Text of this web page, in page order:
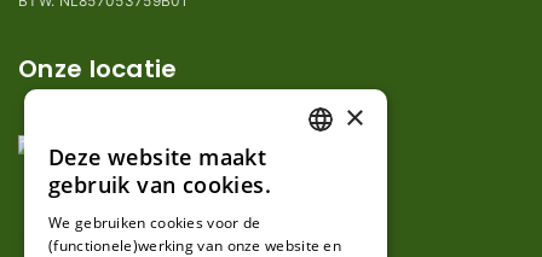
Onze locatie
GERMAN
×
Deze website maakt
gebruik van cookies.
We gebruiken cookies voor de
(functionele)werking van onze website en